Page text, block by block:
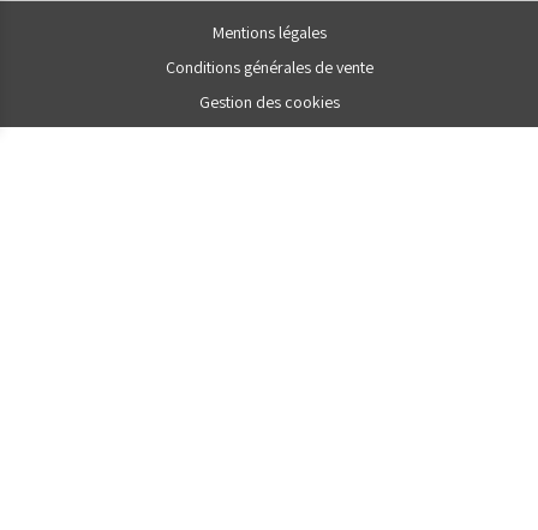
Mentions légales
Conditions générales de vente
Gestion des cookies